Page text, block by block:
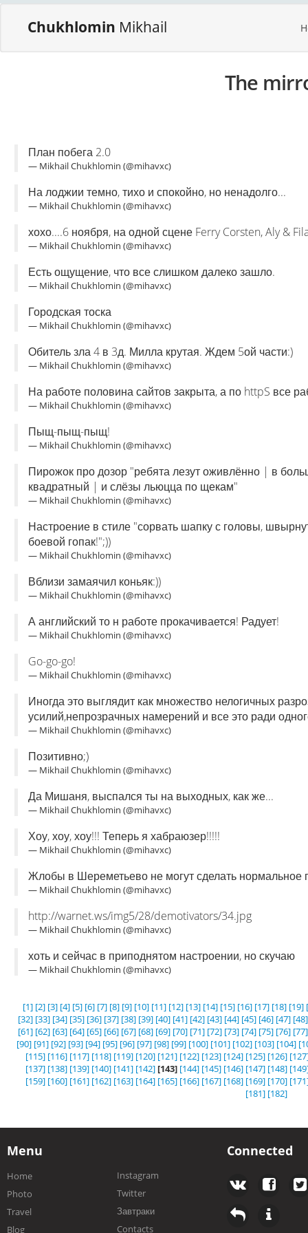
Chukhlomin Mikhail
The
План побега 2.0
— Mikhail Chukhlomin (@mihavxc)
На лоджии темно, тихо и спокойно, но ненадолго...
— Mikhail Chukhlomin (@mihavxc)
хохо....6 ноября, на одной сцене Ferry Corsten, Aly &
— Mikhail Chukhlomin (@mihavxc)
Есть ощущение, что все слишком далеко зашло.
— Mikhail Chukhlomin (@mihavxc)
Городская тоска
— Mikhail Chukhlomin (@mihavxc)
Обитель зла 4 в 3д. Милла крутая. Ждем 5ой части:)
— Mikhail Chukhlomin (@mihavxc)
На работе половина сайтов закрыта, а по httpS все
— Mikhail Chukhlomin (@mihavxc)
Пыщ-пыщ-пыщ!
— Mikhail Chukhlomin (@mihavxc)
Пирожок про дозор "ребята лезут оживлённо | в
квадратный | и слёзы льюцца по щекам"
— Mikhail Chukhlomin (@mihavxc)
Настроение в стиле "сорвать шапку с головы,
боевой гопак!";))
— Mikhail Chukhlomin (@mihavxc)
Вблизи замаячил коньяк:))
— Mikhail Chukhlomin (@mihavxc)
А английский то н работе прокачивается! Радует!
— Mikhail Chukhlomin (@mihavxc)
Go-go-go!
— Mikhail Chukhlomin (@mihavxc)
Иногда это выглядит как множество нелогичных
усилий,непрозрачных намерений и все это ради
— Mikhail Chukhlomin (@mihavxc)
Позитивно;)
— Mikhail Chukhlomin (@mihavxc)
Да Мишаня, выспался ты на выходных, как же...
— Mikhail Chukhlomin (@mihavxc)
Хоу, хоу, хоу!!! Теперь я хабраюзер!!!!!
— Mikhail Chukhlomin (@mihavxc)
Жлобы в Шереметьево не могут сделать нормальное
— Mikhail Chukhlomin (@mihavxc)
http://warnet.ws/img5/28/demotivators/34.jpg
— Mikhail Chukhlomin (@mihavxc)
хоть и сейчас в приподнятом настроении, но скучаю
— Mikhail Chukhlomin (@mihavxc)
[1] [2] [3] [4] [5] [6] [7] [8] [9] [10] [11] [12] [13] [14] [15] [16] [17] [18] [19]
[32] [33] [34] [35] [36] [37] [38] [39] [40] [41] [42] [43] [44] [45] [46] [47] [48]
[61] [62] [63] [64] [65] [66] [67] [68] [69] [70] [71] [72] [73] [74] [75] [76] [77]
[90] [91] [92] [93] [94] [95] [96] [97] [98] [99] [100] [101] [102] [103] [104]
[115] [116] [117] [118] [119] [120] [121] [122] [123] [124] [125] [126]
[137] [138] [139] [140] [141] [142] [143] [144] [145] [146] [147] [148]
[159] [160] [161] [162] [163] [164] [165] [166] [167] [168] [169] [170]
[181] [182]
Menu
Home
Photo
Travel
Blog
Instagram
Twitter
Завтраки
Contacts
Connected